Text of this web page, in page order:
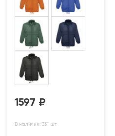
1597 ₽
В наличии: 331 шт